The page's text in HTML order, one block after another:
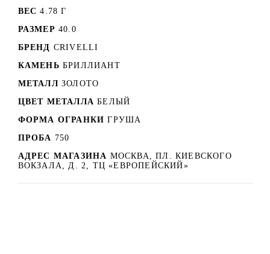
ВЕС 4.78 Г
РАЗМЕР 40.0
БРЕНД CRIVELLI
КАМЕНЬ БРИЛЛИАНТ
МЕТАЛЛ ЗОЛОТО
ЦВЕТ МЕТАЛЛА БЕЛЫЙ
ФОРМА ОГРАНКИ ГРУША
ПРОБА 750
АДРЕС МАГАЗИНА МОСКВА, ПЛ. КИЕВСКОГО
ВОКЗАЛА, Д. 2, ТЦ «ЕВРОПЕЙСКИЙ»